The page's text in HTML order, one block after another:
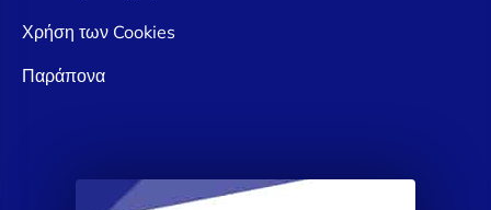
Χρήση των Cookies
Παράπονα